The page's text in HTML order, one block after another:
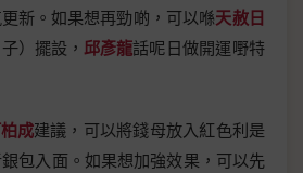
新。如果想再勁啲，可以喺天赦日
）擺設， 邱彥龍話呢日做開運嘢特
成建議，可以將錢母放入紅色利是
包入面。如果想加強效果，可以先